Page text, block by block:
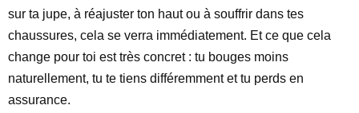
sur ta jupe, à réajuster ton haut ou à souffrir dans tes
chaussures, cela se verra immédiatement. Et ce que cela
change pour toi est très concret : tu bouges moins
naturellement, tu te tiens différemment et tu perds en
assurance.